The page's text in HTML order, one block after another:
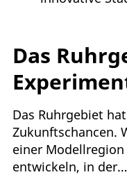
Das
Das Ruhrgebiet
Zukunftschancen.
einer
entwickeln, in der…